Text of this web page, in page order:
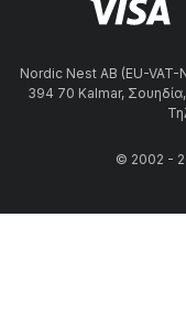
Nordic Nest AB (EU-
394 70 Kalmar,
© 2002 -